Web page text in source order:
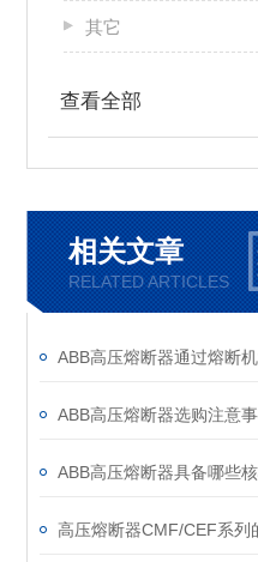
其它
查看全部
相关文章
RELATED ARTICLES
ABB高压熔断器选购注意
ABB高压熔断器具备哪些